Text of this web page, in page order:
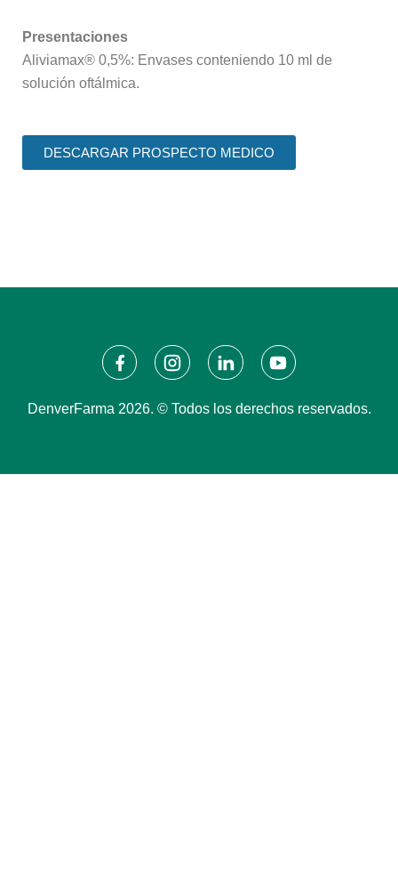
Presentaciones
Aliviamax® 0,5%: Envases conteniendo 10 ml de
solución oftálmica.
DESCARGAR PROSPECTO MEDICO
DenverFarma 2026. © Todos los derechos reservados.